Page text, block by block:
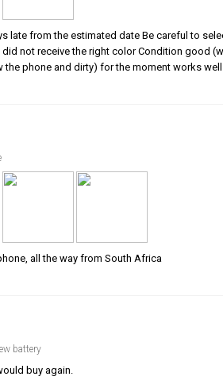
late from the estimated date Be careful to
not receive the right color Condition good
phone and dirty) for the moment works
all the way from South Africa
battery
buy again.